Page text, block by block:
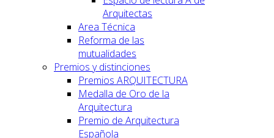
Arquitectas
Area Técnica
Reforma de las
mutualidades
Premios y distinciones
Premios ARQUITECTURA
Medalla de Oro de la
Arquitectura
Premio de Arquitectura
Española